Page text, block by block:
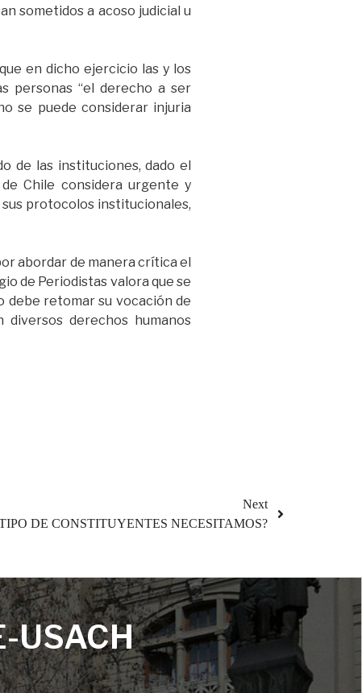
sometidos a acoso judicial u
en dicho ejercicio las y los
personas “el derecho a ser
se puede considerar injuria
de las instituciones, dado el
Chile considera urgente y
protocolos institucionales,
abordar de manera crítica el
de Periodistas valora que se
debe retomar su vocación de
derechos humanos
Next
DE CONSTITUYENTES NECESITAMOS?
USACH